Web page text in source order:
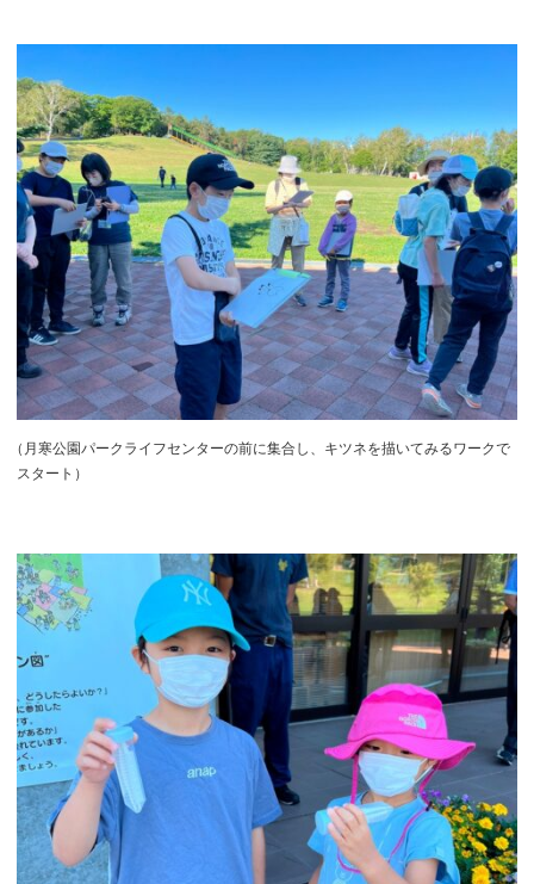
（ 月寒公園パークライフセンターの前に集合し、キツネを描いてみるワークで
スタート）